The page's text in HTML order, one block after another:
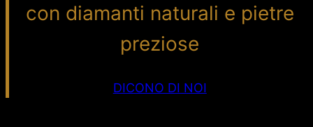
con diamanti naturali e pietre
preziose
DICONO DI NOI